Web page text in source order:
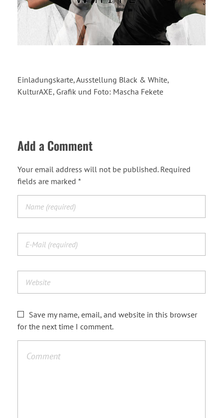
Einladungskarte, Ausstellung Black & White,
KulturAXE, Grafik und Foto: Mascha Fekete
Add a Comment
Your email address will not be published. Required
fields are marked *
Save my name, email, and website in this browser
for the next time I comment.